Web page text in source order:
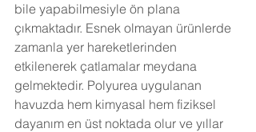
bile yapabilmesiyle ön plana
çıkmaktadır. Esnek olmayan ürünlerde
zamanla yer hareketlerinden
etkilenerek çatlamalar meydana
gelmektedir. Polyurea uygulanan
havuzda hem kimyasal hem fiziksel
dayanım en üst noktada olur ve yıllar